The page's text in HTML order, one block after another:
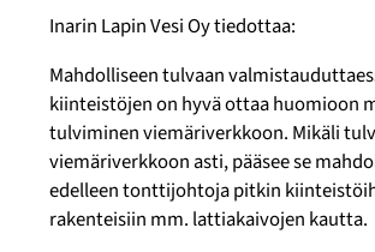
Inarin Lapin Vesi Oy tiedottaa:
Mahdolliseen tulvaan
kiinteistöjen on hyvä ottaa huomioon
tulviminen viemäriverkkoon. Mikäli
viemäriverkkoon asti, pääsee se
edelleen tonttijohtoja pitkin
rakenteisiin mm. lattiakaivojen kautta.